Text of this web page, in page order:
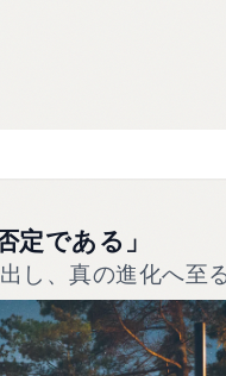
定である」
し、真の進化へ至